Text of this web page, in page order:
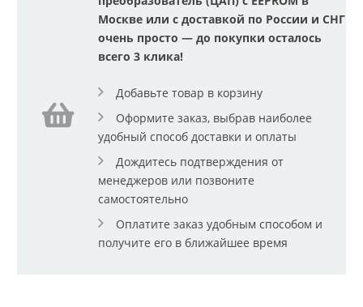
Москве или с доставкой по России и СНГ
очень просто — до покупки осталось
всего 3 клика!
Добавьте товар в корзину
Оформите заказ, выбрав наиболее
удобный способ доставки и оплаты
Дождитесь подтверждения от
менеджеров или позвоните
самостоятельно
Оплатите заказ удобным способом и
получите его в ближайшее время